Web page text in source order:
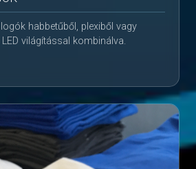
habbetűből, plexiből vagy
világítással kombinálva.